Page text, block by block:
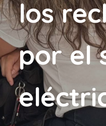
los
por el